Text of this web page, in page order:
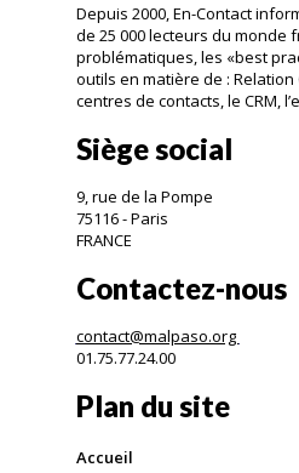
Depuis 2000, En-Contact
de 25 000 lecteurs du monde
problématiques, les «best
outils en matière de : Relation
centres de contacts, le CRM,
Siège social
9, rue de la Pompe
75116 - Paris
FRANCE
Contactez-nous
contact@malpaso.org
01.75.77.24.00
Plan du site
Accueil